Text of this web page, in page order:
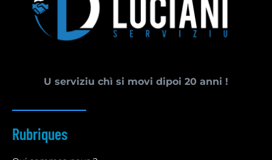
U serviziu chì si movi dipoi 20 anni !
Rubriques